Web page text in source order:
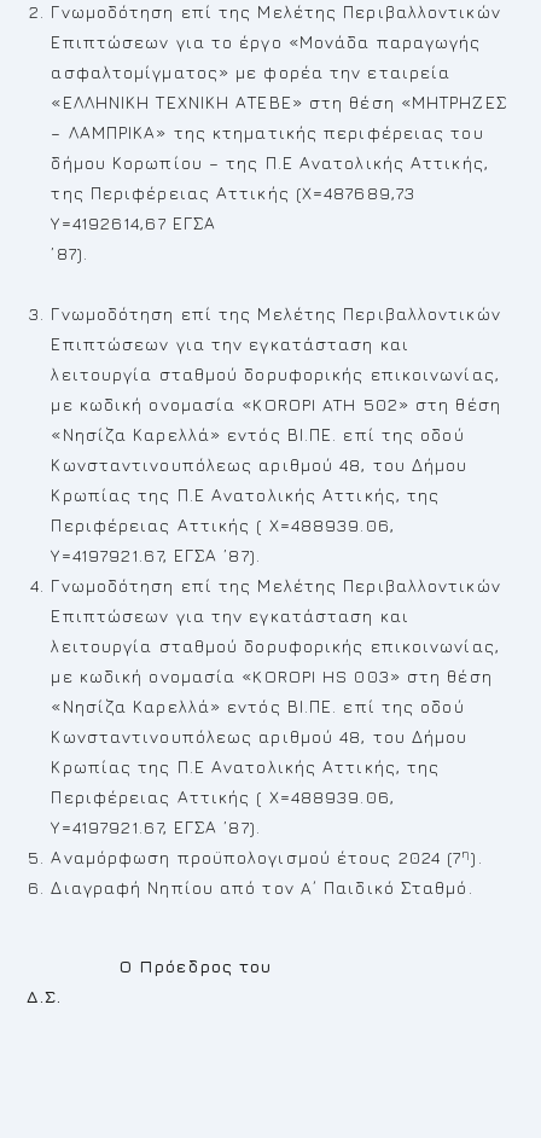
Γνωμοδότηση επί της Μελέτης Περιβαλλοντικών
Επιπτώσεων για το έργο «Μονάδα παραγωγής
ασφαλτομίγματος» με φορέα την εταιρεία
«ΕΛΛΗΝΙΚΗ ΤΕΧΝΙΚΗ ΑΤΕΒΕ» στη θέση «ΜΗΤΡΗΖΕΣ
– ΛΑΜΠΡΙΚΑ» της κτηματικής περιφέρειας του
δήμου Κορωπίου – της Π.Ε Ανατολικής Αττικής,
της Περιφέρειας Αττικής (X=487689,73
Y=4192614,67 ΕΓΣΑ
’87).
Γνωμοδότηση επί της Μελέτης Περιβαλλοντικών
Επιπτώσεων για την εγκατάσταση και
λειτουργία σταθμού δορυφορικής επικοινωνίας,
με κωδική ονομασία «KOROPI ATH 502» στη θέση
«Νησίζα Καρελλά» εντός ΒΙ.ΠΕ. επί της οδού
Κωνσταντινουπόλεως αριθμού 48, του Δήμου
Κρωπίας της Π.Ε Ανατολικής Αττικής, της
Περιφέρειας Αττικής ( X=488939.06,
Y=4197921.67, ΕΓΣΑ ’87).
Γνωμοδότηση επί της Μελέτης Περιβαλλοντικών
Επιπτώσεων για την εγκατάσταση και
λειτουργία σταθμού δορυφορικής επικοινωνίας,
με κωδική ονομασία «KOROPI HS 003» στη θέση
«Νησίζα Καρελλά» εντός ΒΙ.ΠΕ. επί της οδού
Κωνσταντινουπόλεως αριθμού 48, του Δήμου
Κρωπίας της Π.Ε Ανατολικής Αττικής, της
Περιφέρειας Αττικής ( X=488939.06,
Y=4197921.67, ΕΓΣΑ ’87).
Αναμόρφωση προϋπολογισμού έτους 2024 (7η).
Διαγραφή Νηπίου από τον A΄ Παιδικό Σταθμό.
Ο Πρόεδρος του
Δ.Σ.